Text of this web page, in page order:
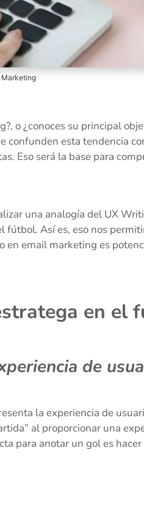
Marketing
o ¿conoces su principal
confunden esta tendencia
Eso será la base para
una analogía del UX
fútbol. Así es, eso nos
en email marketing es
en el
de
la experiencia de
al proporcionar una
para anotar un gol es